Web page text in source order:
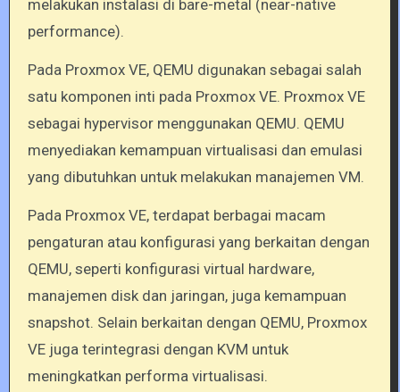
melakukan instalasi di bare-metal (near-native
performance).
Pada Proxmox VE, QEMU digunakan sebagai salah
satu komponen inti pada Proxmox VE. Proxmox VE
sebagai hypervisor menggunakan QEMU. QEMU
menyediakan kemampuan virtualisasi dan emulasi
yang dibutuhkan untuk melakukan manajemen VM.
Pada Proxmox VE, terdapat berbagai macam
pengaturan atau konfigurasi yang berkaitan dengan
QEMU, seperti konfigurasi virtual hardware,
manajemen disk dan jaringan, juga kemampuan
snapshot. Selain berkaitan dengan QEMU, Proxmox
VE juga terintegrasi dengan KVM untuk
meningkatkan performa virtualisasi.